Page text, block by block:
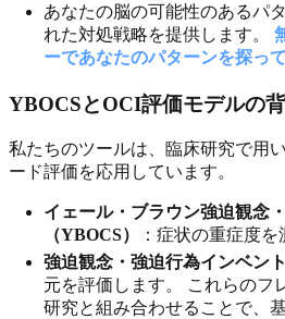
あなたの脳の可能性のあるパ
れた対処戦略を提供します。
ーであなたのパターンを探っ
YBOCSとOCI評価モデルの
私たちのツールは、臨床研究で用
ード評価を応用しています。
イェール・ブラウン強迫観念
（YBOCS）
：症状の重症度を
強迫観念・強迫行為インベン
元を評価します。 これらのフ
研究と組み合わせることで、